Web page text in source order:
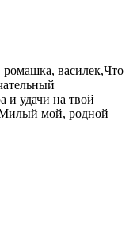
василек,Что
и удачи на твой
мой, родной